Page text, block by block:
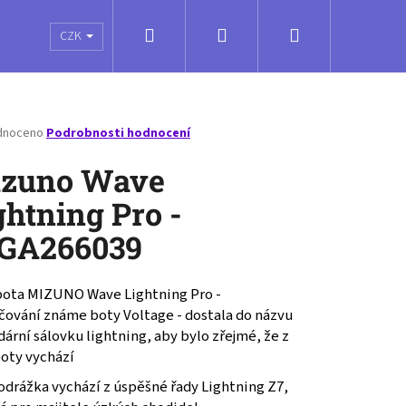
poukazy Obchodní podmínky Kontakty
CZK Přihlášení
Podrobnosti hodnocení
Wave
Pro -
MIZUNO Wave Lightning Pro -
známe boty Voltage - dostala do názvu
sálovku lightning, aby bylo zřejmé, že z
vychází
vychází z úspěšné řady Lightning Z7,
PRO - V1GA266039